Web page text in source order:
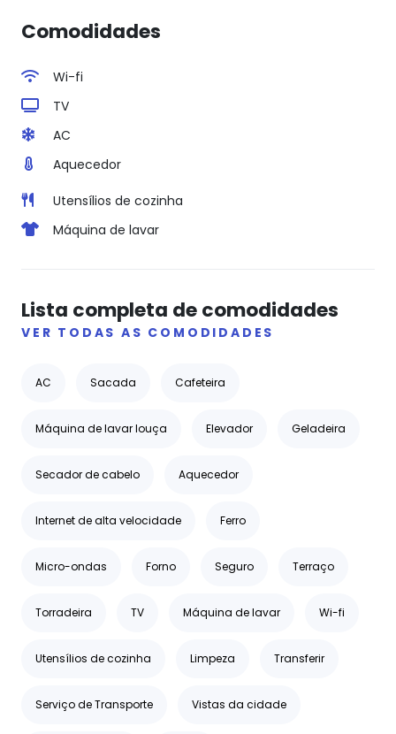
Comodidades
Wi-fi
TV
AC
Aquecedor
Utensílios de cozinha
Máquina de lavar
Lista completa de comodidades
VER TODAS AS COMODIDADES
AC Sacada Cafeteira
Máquina de lavar louça Elevador Geladeira
Secador de cabelo Aquecedor
Internet de alta velocidade Ferro
Micro-ondas Forno Seguro Terraço
Torradeira TV Máquina de lavar Wi-fi
Utensílios de cozinha Limpeza Transferir
Serviço de Transporte Vistas da cidade